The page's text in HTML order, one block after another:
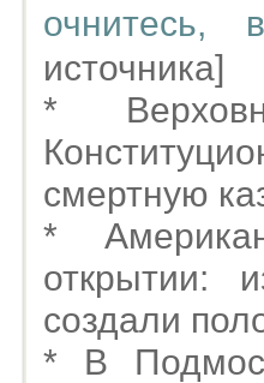
очнитесь,
источника]
*
смертную
*
открытии:
создали
* В